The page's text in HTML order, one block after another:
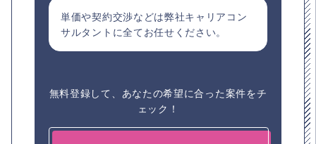
単価や契約交渉などは弊社キャリアコン
サルタントに全てお任せください。
無料登録して、あなたの希望に合った案件をチ
ェック！